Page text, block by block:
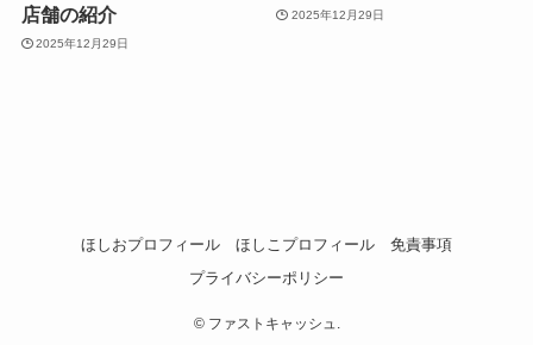
店舗の紹介
2025年12月29日
2025年12月29日
ほしおプロフィール ほしこプロフィール
免責事項
プライバシーポリシー
©ファストキャッシュ.